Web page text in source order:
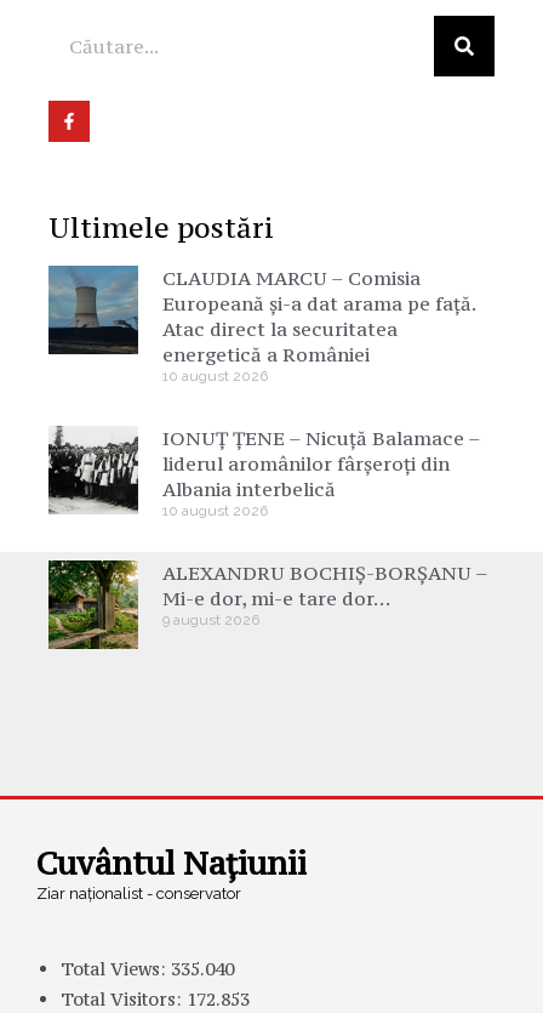
Ultimele postări
CLAUDIA MARCU – Comisia
Europeană și-a dat arama pe față.
Atac direct la securitatea
energetică a României
10 august 2026
IONUȚ ȚENE – Nicuță Balamace –
liderul aromânilor fârșeroți din
Albania interbelică
10 august 2026
ALEXANDRU BOCHIȘ-BORȘANU –
Mi-e dor, mi-e tare dor…
9 august 2026
Cuvântul Națiunii
Ziar naționalist - conservator
Total Views: 335.040
Total Visitors: 172.853